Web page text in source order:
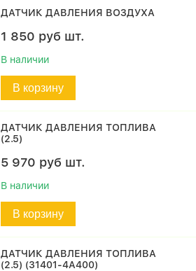
ДАТЧИК ДАВЛЕНИЯ ВОЗДУХА
1 850 руб шт.
В наличии
В корзину
ДАТЧИК ДАВЛЕНИЯ ТОПЛИВА
(2.5)
5 970 руб шт.
В наличии
В корзину
ДАТЧИК ДАВЛЕНИЯ ТОПЛИВА
(2.5) (31401-4A400)